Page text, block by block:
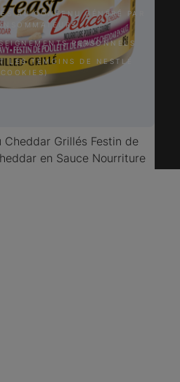
Cheddar Grillés Festin de
en Sauce Nourriture
AU CONTENU GÉNÉRÉ PAR
PERSONNELS
LES TÉMOINS DE NESTLÉ